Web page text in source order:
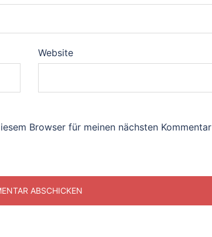
Website
Browser für meinen nächsten Kommentar